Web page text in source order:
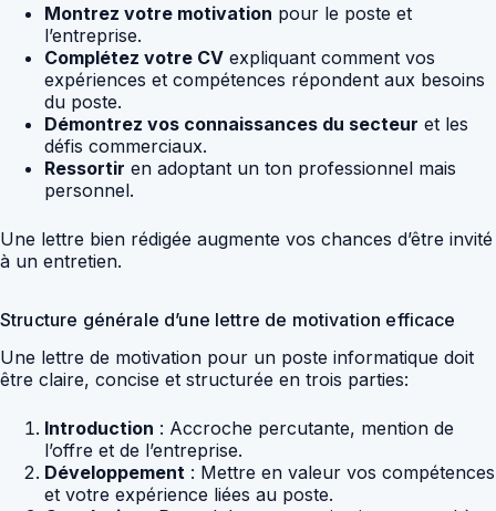
Montrez votre motivation pour le poste et
l’entreprise.
Complétez votre CV expliquant comment vos
expériences et compétences répondent aux besoins
du poste.
Démontrez vos connaissances du secteur et les
défis commerciaux.
Ressortir en adoptant un ton professionnel mais
personnel.
Une lettre bien rédigée augmente vos chances d’être invité
à un entretien.
Structure générale d’une lettre de motivation efficace
Une lettre de motivation pour un poste informatique doit
être claire, concise et structurée en trois parties:
Introduction : Accroche percutante, mention de
l’offre et de l’entreprise.
Développement : Mettre en valeur vos compétences
et votre expérience liées au poste.